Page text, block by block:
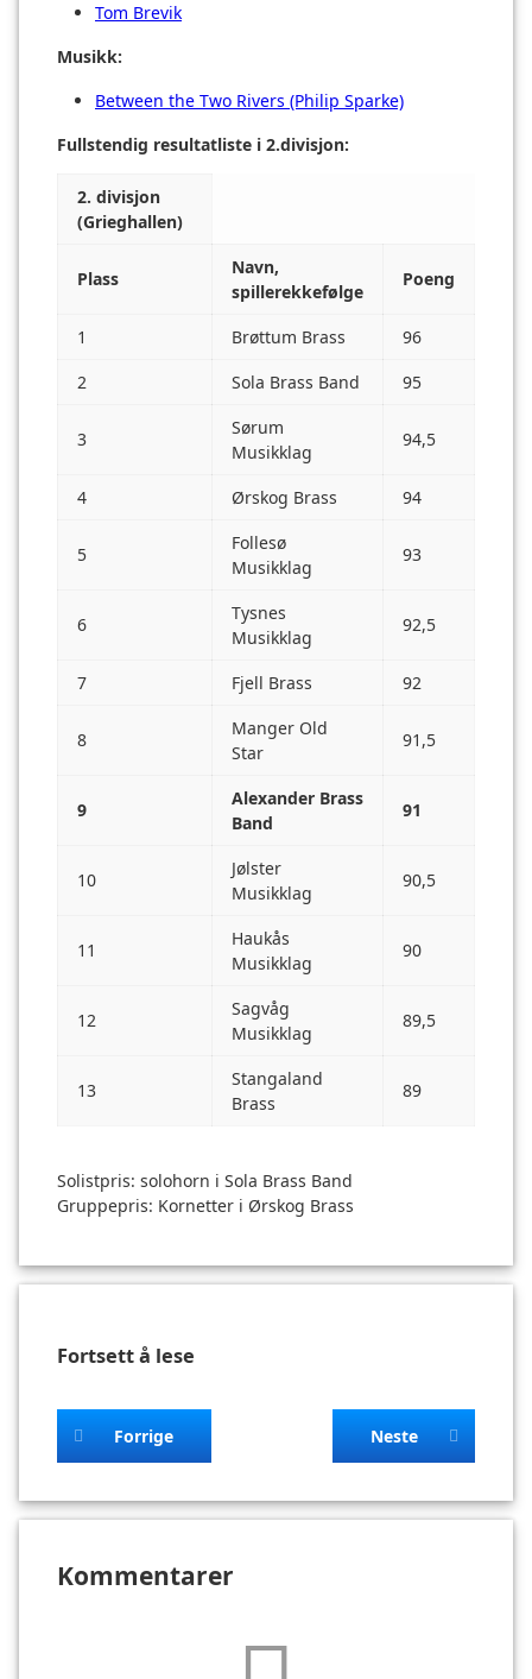
Tom Brevik
Musikk:
Between the Two Rivers (Philip Sparke)
Fullstendig resultatliste i 2.divisjon:
2. divisjon
(Grieghallen)
Plass
Navn,
spillerekkefølge
Poeng
1 Brøttum Brass
96
2
Sola Brass Band 95
3
Sørum
Musikklag
94,5
4 Ørskog Brass 94
5
Follesø
Musikklag
93
6
Tysnes
Musikklag
92,5
7 Fjell Brass 92
8
Manger Old
Star
91,5
9
Alexander Brass
Band
91
10
Jølster
Musikklag
90,5
11
Haukås
Musikklag
90
12
Sagvåg
Musikklag
89,5
13
Stangaland
Brass
89
Solistpris: solohorn i Sola Brass Band
Gruppepris: Kornetter i Ørskog Brass
Fortsett å lese
Forrige Neste
Kommentarer